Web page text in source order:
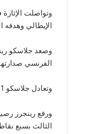
وتواصلت
الإيطالي وهدفه الشخصي
وصعد جلاسكو
الفرنسي
وتعادل جلاسكو 1-1 مع مضيفه ليون، فيما فازت سبارتا براغ التشيكي 2-0 على ضيفه بروندبي الدنماركي.
الثالث بسبع